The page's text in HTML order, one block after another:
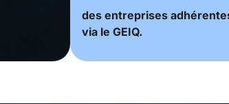
des entreprises
via le GEIQ.